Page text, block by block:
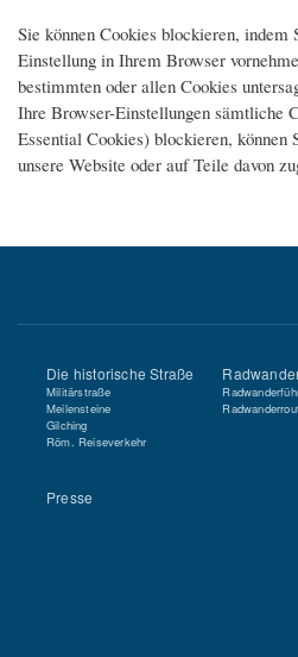
Sie können Cookies blockieren, indem
Einstellung in Ihrem Browser
bestimmten oder allen Cookies
Ihre Browser-Einstellungen sämtliche
Essential Cookies) blockieren, können
unsere Website oder auf Teile davon
Die historische Straße
Militärstraße
Meilensteine
Gilching
Röm. Reiseverkehr
Presse